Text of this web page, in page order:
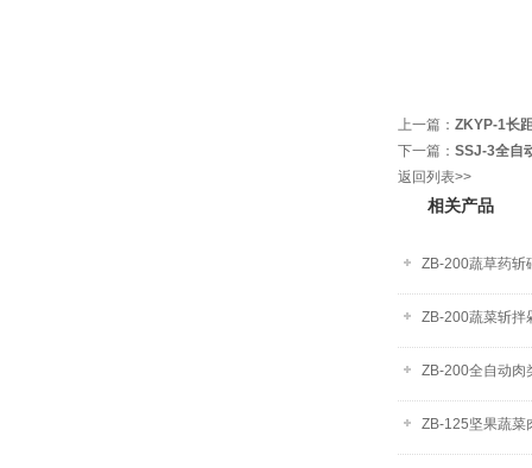
上一篇： ZKYP-1长
下一篇： SSJ-3全自
返回列表>>
相关产品
ZB-200蔬草药斩
ZB-200蔬菜斩拌
ZB-200全自动肉
ZB-125坚果蔬菜